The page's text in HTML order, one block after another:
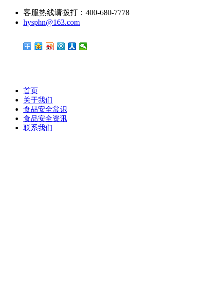
客服热线请拨打：400-680-7778
hysphn@163.com
首页
关于我们
食品安全常识
食品安全资讯
联系我们